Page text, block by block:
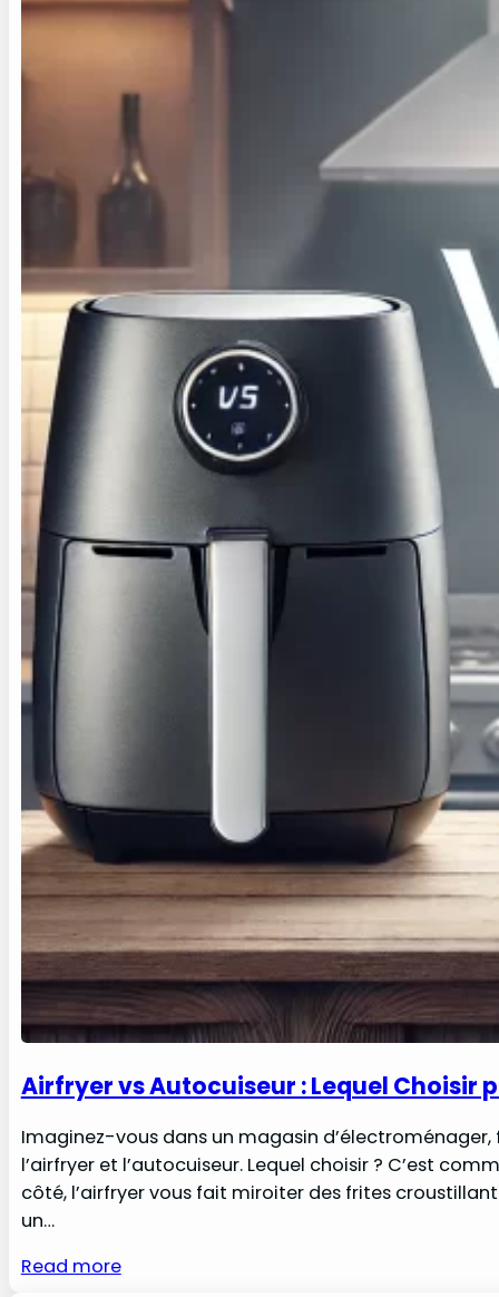
Airfryer vs Autocuiseur : Lequel Choisir
Imaginez-vous dans un magasin
l’airfryer et l’autocuiseur. Lequel choisir ? C’est
côté, l’airfryer vous fait miroiter des frites
un…
Read more